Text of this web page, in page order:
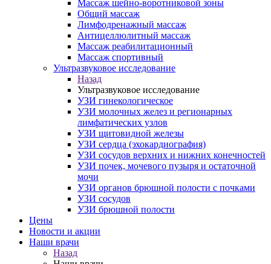
Массаж шейно-воротниковой зоны
Общий массаж
Лимфодренажный массаж
Антицеллюлитный массаж
Массаж реабилитационный
Массаж спортивный
Ультразвуковое исследование
Назад
Ультразвуковое исследование
УЗИ гинекологическое
УЗИ молочных желез и регионарных
лимфатических узлов
УЗИ щитовидной железы
УЗИ сердца (эхокардиография)
УЗИ сосудов верхних и нижних конечностей
УЗИ почек, мочевого пузыря и остаточной
мочи
УЗИ органов брюшной полости с почками
УЗИ сосудов
УЗИ брюшной полости
Цены
Новости и акции
Наши врачи
Назад